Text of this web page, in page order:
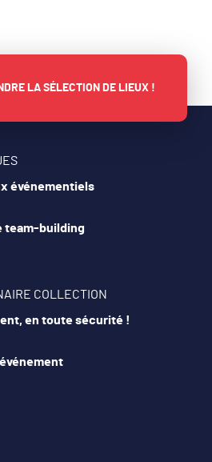
LA SÉLECTION DE LIEUX !
événementiels
team-building
COLLECTION
en toute sécurité !